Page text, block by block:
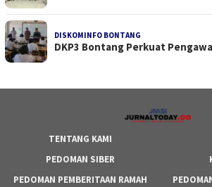
DISKOMINFO BONTANG
DKP3 Bontang Perkuat
TENTANG KAMI
PEDOMAN SIBER
PEDOMAN PEMBERITAAN RAMAH